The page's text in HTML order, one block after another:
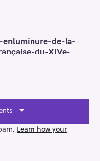
de-la-
du-XIVe-
Learn how your